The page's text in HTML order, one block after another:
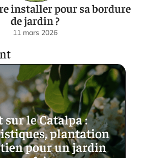
installer pour sa bordure
de jardin ?
11 mars 2026
sur le Catalpa :
plantation
pour un jardin